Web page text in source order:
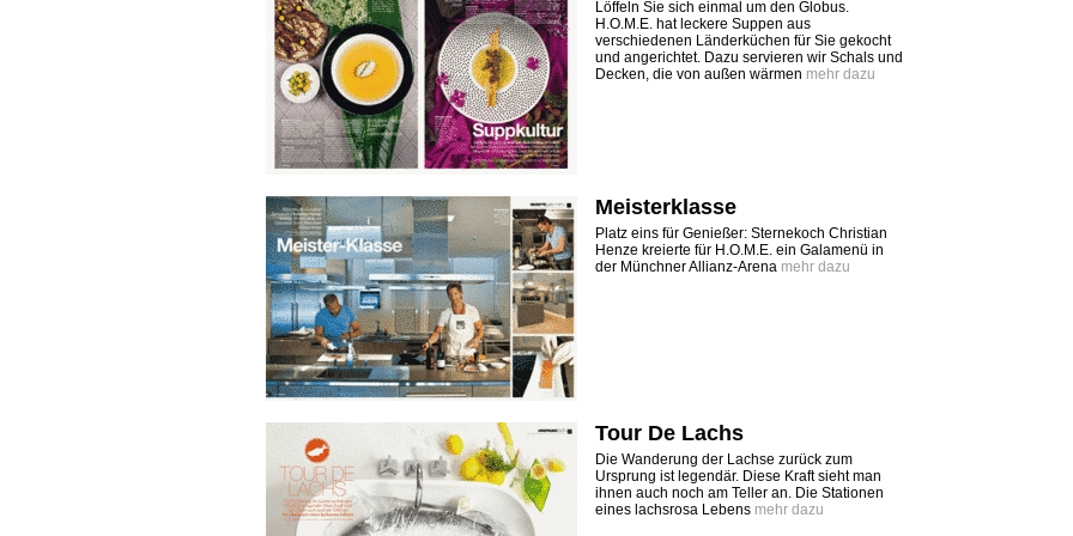
Löffeln Sie sich einmal um den Globus.
H.O.M.E. hat leckere Suppen aus
verschiedenen Länderküchen für Sie gekocht
und angerichtet. Dazu servieren wir Schals und
Decken, die von außen wärmen mehr dazu
Meisterklasse
Platz eins für Genießer: Sternekoch Christian
Henze kreierte für H.O.M.E. ein Galamenü in
der Münchner Allianz-Arena mehr dazu
Tour De Lachs
Die Wanderung der Lachse zurück zum
Ursprung ist legendär. Diese Kraft sieht man
ihnen auch noch am Teller an. Die Stationen
eines lachsrosa Lebens mehr dazu